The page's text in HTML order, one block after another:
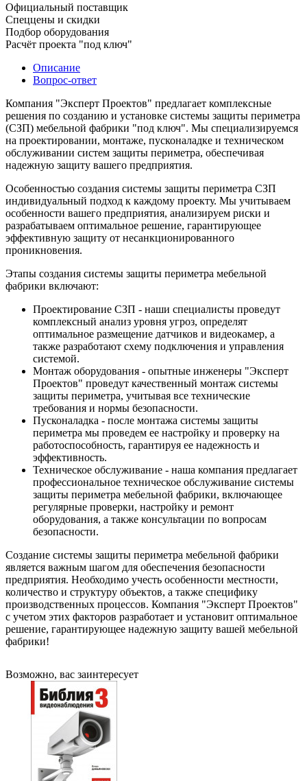
Официальный поставщик
Спеццены и скидки
Подбор оборудования
Расчёт проекта "под ключ"
Описание
Вопрос-ответ
Компания "Эксперт Проектов" предлагает комплексные
решения по созданию и установке системы защиты периметра
(СЗП) мебельной фабрики "под ключ". Мы специализируемся
на проектировании, монтаже, пусконаладке и техническом
обслуживании систем защиты периметра, обеспечивая
надежную защиту вашего предприятия.
Особенностью создания системы защиты периметра СЗП
индивидуальный подход к каждому проекту. Мы учитываем
особенности вашего предприятия, анализируем риски и
разрабатываем оптимальное решение, гарантирующее
эффективную защиту от несанкционированного
проникновения.
Этапы создания системы защиты периметра мебельной
фабрики включают:
Проектирование СЗП - наши специалисты проведут
комплексный анализ уровня угроз, определят
оптимальное размещение датчиков и видеокамер, а
также разработают схему подключения и управления
системой.
Монтаж оборудования - опытные инженеры "Эксперт
Проектов" проведут качественный монтаж системы
защиты периметра, учитывая все технические
требования и нормы безопасности.
Пусконаладка - после монтажа системы защиты
периметра мы проведем ее настройку и проверку на
работоспособность, гарантируя ее надежность и
эффективность.
Техническое обслуживание - наша компания предлагает
профессиональное техническое обслуживание системы
защиты периметра мебельной фабрики, включающее
регулярные проверки, настройку и ремонт
оборудования, а также консультации по вопросам
безопасности.
Создание системы защиты периметра мебельной фабрики
является важным шагом для обеспечения безопасности
предприятия. Необходимо учесть особенности местности,
количество и структуру объектов, а также специфику
производственных процессов. Компания "Эксперт Проектов"
с учетом этих факторов разработает и установит оптимальное
решение, гарантирующее надежную защиту вашей мебельной
фабрики!
Возможно, вас заинтересует